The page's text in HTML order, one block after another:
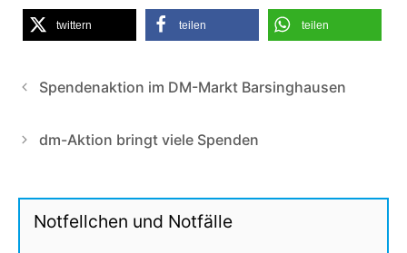
twittern teilen teilen
Spendenaktion im DM-Markt Barsinghausen
dm-Aktion bringt viele Spenden
Notfellchen und Notfälle